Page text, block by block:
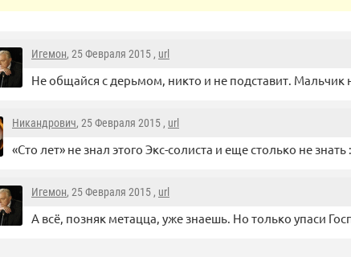
Игемон, 25 Февраля 2015 , url
Не общайся с дерьмом, никто и не подставит. Мальчик
Никандрович, 25 Февраля 2015 , url
«Сто лет» не знал этого Экс-солиста и еще столько не знать
Игемон, 25 Февраля 2015 , url
А всё, позняк метацца, уже знаешь. Но только упаси